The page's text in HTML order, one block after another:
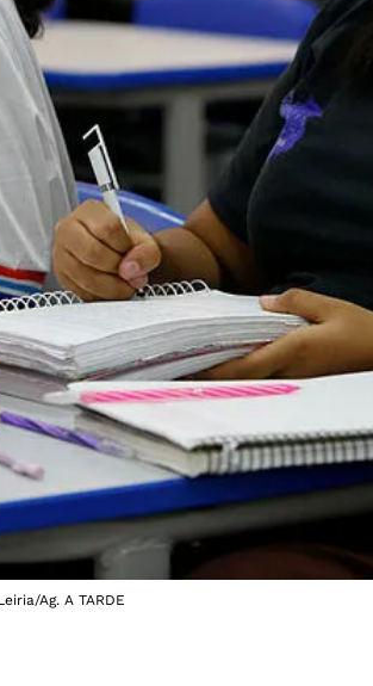
Ag. A TARDE